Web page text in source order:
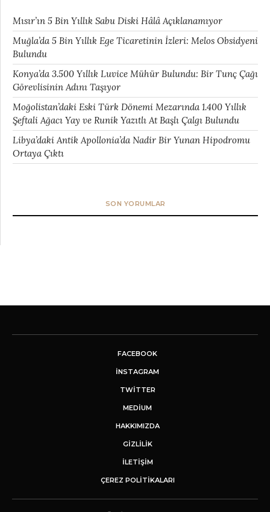
Mısır’ın 5 Bin Yıllık Sabu Diski Hâlâ Açıklanamıyor
Muğla’da 5 Bin Yıllık Ege Ticaretinin İzleri: Melos Obsidyeni
Bulundu
Konya’da 3.500 Yıllık Luvice Mühür Bulundu: Bir Tunç Çağı
Görevlisinin Adını Taşıyor
Moğolistan’daki Eski Türk Dönemi Mezarında 1.400 Yıllık
Şeftali Ağacı Yay ve Runik Yazıtlı At Başlı Çalgı Bulundu
Libya’daki Antik Apollonia’da Nadir Bir Yunan Hipodromu
Ortaya Çıktı
SON YORUMLAR
FACEBOOK
INSTAGRAM
TWITTER
MEDIUM
HAKKIMIZDA
GİZLİLİK
İLETIŞIM
ÇEREZ POLITIKALARI